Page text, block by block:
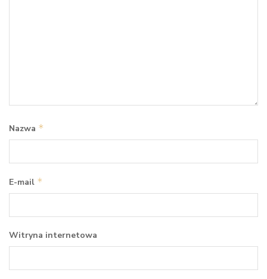
Nazwa *
E-mail *
Witryna internetowa